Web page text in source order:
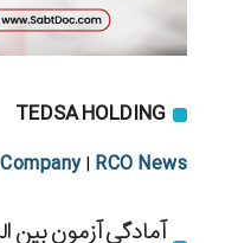
TEDSA HOLDING
| RCO News
آمادگی آزمون بین